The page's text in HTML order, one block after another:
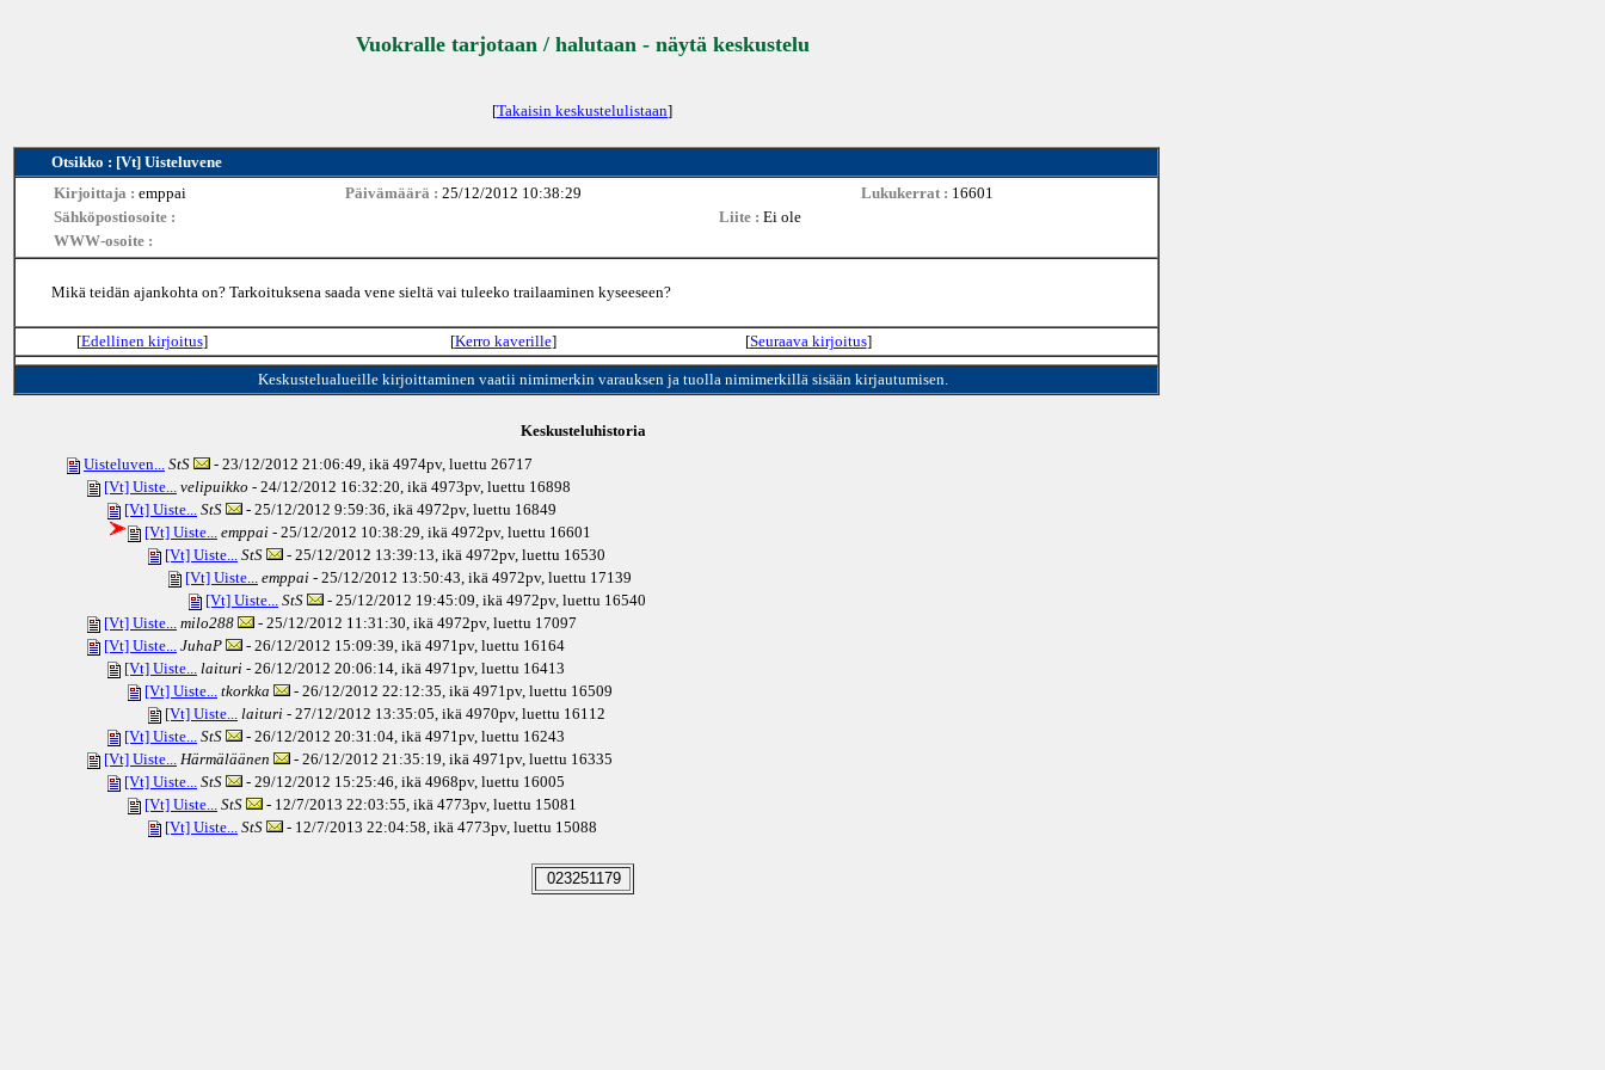
Vuokralle tarjotaan / halutaan - näytä keskustelu
[Takaisin keskustelulistaan]
Otsikko : [Vt] Uisteluvene
Kirjoittaja : emppai Päivämäärä : 25/12/2012 10:38:29 Lukukerrat : 16601
Sähköpostiosoite :
Liite : Ei ole
WWW-osoite :
Mikä teidän ajankohta on? Tarkoituksena saada vene sieltä vai tuleeko trailaaminen kyseeseen?
[Edellinen kirjoitus] [Kerro kaverille] [Seuraava kirjoitus]
Keskustelualueille kirjoittaminen vaatii nimimerkin varauksen ja tuolla nimimerkillä sisään kirjautumisen.
Keskusteluhistoria
Uisteluven... StS - 23/12/2012 21:06:49, ikä 4974pv, luettu 26717
[Vt] Uiste... velipuikko - 24/12/2012 16:32:20, ikä 4973pv, luettu 16898
[Vt] Uiste... StS - 25/12/2012 9:59:36, ikä 4972pv, luettu 16849
[Vt] Uiste... emppai - 25/12/2012 10:38:29, ikä 4972pv, luettu 16601
[Vt] Uiste... StS - 25/12/2012 13:39:13, ikä 4972pv, luettu 16530
[Vt] Uiste... emppai - 25/12/2012 13:50:43, ikä 4972pv, luettu 17139
[Vt] Uiste... StS - 25/12/2012 19:45:09, ikä 4972pv, luettu 16540
[Vt] Uiste... milo288 - 25/12/2012 11:31:30, ikä 4972pv, luettu 17097
[Vt] Uiste... JuhaP - 26/12/2012 15:09:39, ikä 4971pv, luettu 16164
[Vt] Uiste... laituri - 26/12/2012 20:06:14, ikä 4971pv, luettu 16413
[Vt] Uiste... tkorkka - 26/12/2012 22:12:35, ikä 4971pv, luettu 16509
[Vt] Uiste... laituri - 27/12/2012 13:35:05, ikä 4970pv, luettu 16112
[Vt] Uiste... StS - 26/12/2012 20:31:04, ikä 4971pv, luettu 16243
[Vt] Uiste... Härmäläänen - 26/12/2012 21:35:19, ikä 4971pv, luettu 16335
[Vt] Uiste... StS - 29/12/2012 15:25:46, ikä 4968pv, luettu 16005
[Vt] Uiste... StS - 12/7/2013 22:03:55, ikä 4773pv, luettu 15081
[Vt] Uiste... StS - 12/7/2013 22:04:58, ikä 4773pv, luettu 15088
023251179